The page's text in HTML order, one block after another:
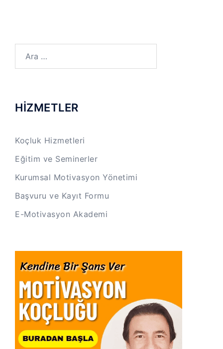
HİZMETLER
Koçluk Hizmetleri
Eğitim ve Seminerler
Kurumsal Motivasyon Yönetimi
Başvuru ve Kayıt Formu
E-Motivasyon Akademi